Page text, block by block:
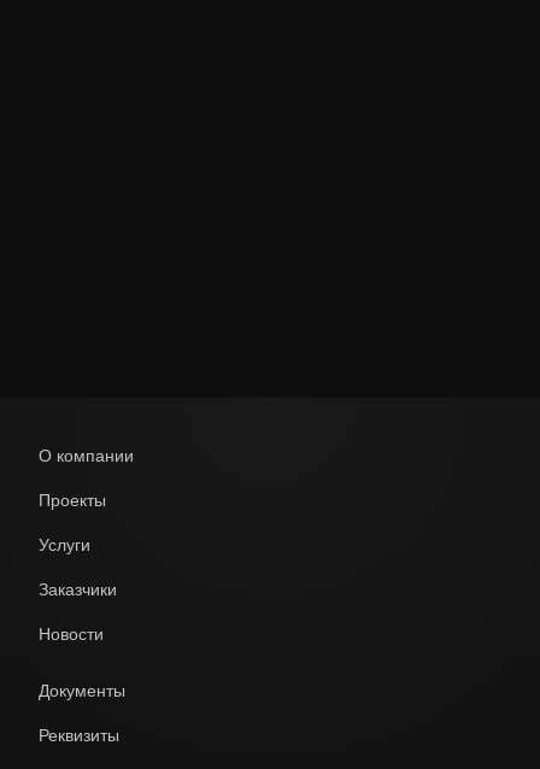
О компании
Проекты
Услуги
Заказчики
Новости
Документы
Реквизиты